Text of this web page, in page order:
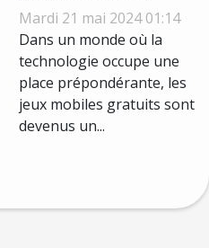
gratuits
influencent-ils
les tendances de
consommation
numérique ?
Mardi 21 mai 2024 01:14
Dans un monde où la
technologie occupe une
place prépondérante, les
jeux mobiles gratuits sont
devenus un...